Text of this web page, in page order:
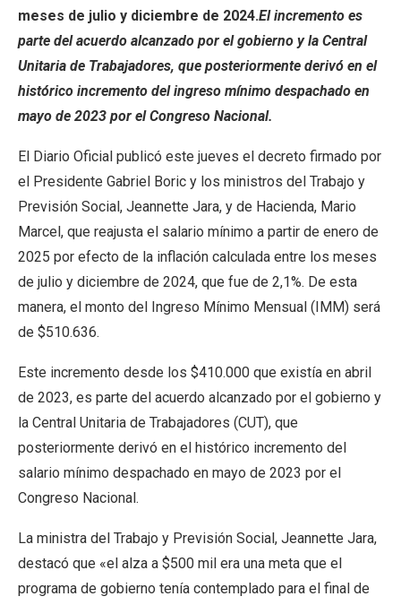
meses de julio y diciembre de 2024.El incremento es
parte del acuerdo alcanzado por el gobierno y la Central
Unitaria de Trabajadores, que posteriormente derivó en el
histórico incremento del ingreso mínimo despachado en
mayo de 2023 por el Congreso Nacional.
El Diario Oficial publicó este jueves el decreto firmado por
el Presidente Gabriel Boric y los ministros del Trabajo y
Previsión Social, Jeannette Jara, y de Hacienda, Mario
Marcel, que reajusta el salario mínimo a partir de enero de
2025 por efecto de la inflación calculada entre los meses
de julio y diciembre de 2024, que fue de 2,1%. De esta
manera, el monto del Ingreso Mínimo Mensual (IMM) será
de $510.636.
Este incremento desde los $410.000 que existía en abril
de 2023, es parte del acuerdo alcanzado por el gobierno y
la Central Unitaria de Trabajadores (CUT), que
posteriormente derivó en el histórico incremento del
salario mínimo despachado en mayo de 2023 por el
Congreso Nacional.
La ministra del Trabajo y Previsión Social, Jeannette Jara,
destacó que «el alza a $500 mil era una meta que el
programa de gobierno tenía contemplado para el final de